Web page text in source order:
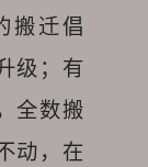
搬迁倡
级；有
全数搬
动，在